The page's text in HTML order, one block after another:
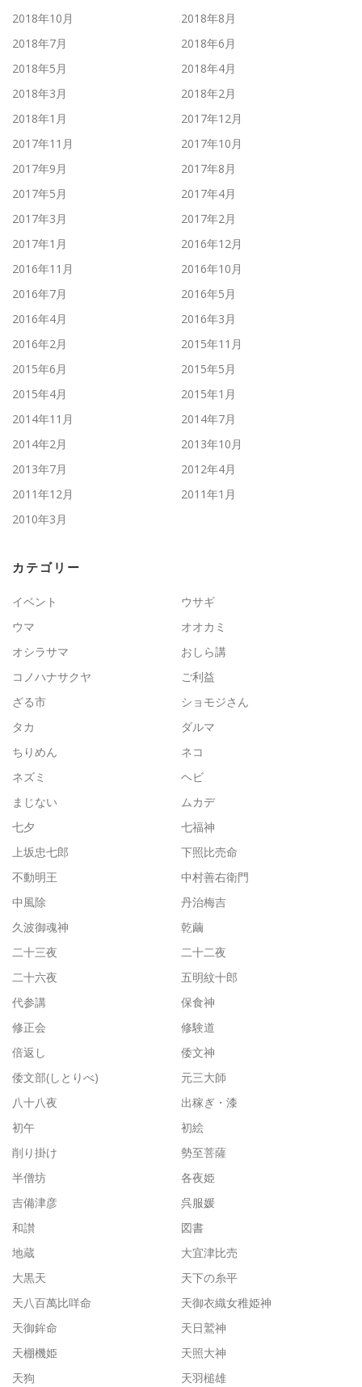
2018年10月
2018年8月
2018年7月
2018年6月
2018年5月
2018年4月
2018年3月
2018年2月
2018年1月
2017年12月
2017年11月
2017年10月
2017年9月
2017年8月
2017年5月
2017年4月
2017年3月
2017年2月
2017年1月
2016年12月
2016年11月
2016年10月
2016年7月
2016年5月
2016年4月
2016年3月
2016年2月
2015年11月
2015年6月
2015年5月
2015年4月
2015年1月
2014年11月
2014年7月
2014年2月
2013年10月
2013年7月
2012年4月
2011年12月
2011年1月
2010年3月
カテゴリー
イベント
ウサギ
ウマ
オオカミ
オシラサマ
おしら講
コノハナサクヤ
ご利益
ざる市
ショモジさん
タカ
ダルマ
ちりめん
ネコ
ネズミ
ヘビ
まじない
ムカデ
七夕
七福神
上坂忠七郎
下照比売命
不動明王
中村善右衛門
中風除
丹治梅吉
久波御魂神
乾繭
二十三夜
二十二夜
二十六夜
五明紋十郎
代参講
保食神
修正会
修験道
倍返し
倭文神
倭文部(しとりべ)
元三大師
八十八夜
出稼ぎ・漆
初午
初絵
削り掛け
勢至菩薩
半僧坊
各夜姫
吉備津彦
呉服媛
和讃
図書
地蔵
大宜津比売
大黒天
天下の糸平
天八百萬比咩命
天御衣織女稚姫神
天御鉾命
天日鷲神
天棚機姫
天照大神
天狗
天羽槌雄